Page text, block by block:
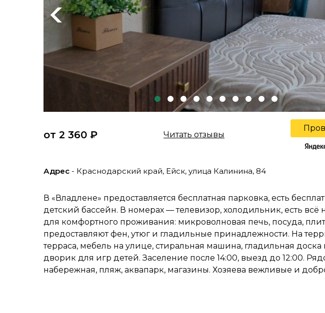
Previous
от 2 360 ₽ Читать отзывы
Адрес - Краснодарский край, Ейск, улица Калинина, 84
В «Владлене» предоставляется бесплатная парковка, есть
детский бассейн. В номерах — телевизор, холодильник, есть всё
для комфортного проживания: микроволновая печь, посуда,
предоставляют фен, утюг и гладильные принадлежности. На
терраса, мебель на улице, стиральная машина, гладильная
дворик для игр детей. Заселение после 14:00, выезд до 12:00.
набережная, пляж, аквапарк, магазины. Хозяева вежливые и